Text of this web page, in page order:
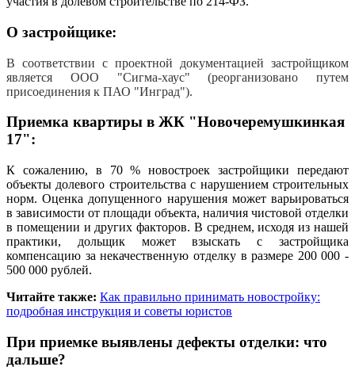
О застройщике:
В соответствии с проектной документацией застройщиком
является ООО "Сигма-хаус" (реорганизовано путем
присоединения к ПАО "Инград").
Приемка квартиры в ЖК "Новочеремушкинкая
17":
К сожалению, в 70 % новостроек застройщики передают
объекты долевого строительства с нарушением строительных
норм. Оценка допущенного нарушения может варьироваться
в зависимости от площади объекта, наличия чистовой отделки
в помещении и других факторов. В среднем, исходя из нашей
практики, дольщик может взыскать с застройщика
компенсацию за некачественную отделку в размере 200 000 -
500 000 рублей.
Читайте также: Как правильно принимать новостройку:
подробная инструкция и советы юристов
При приемке выявлены дефекты отделки: что
дальше?